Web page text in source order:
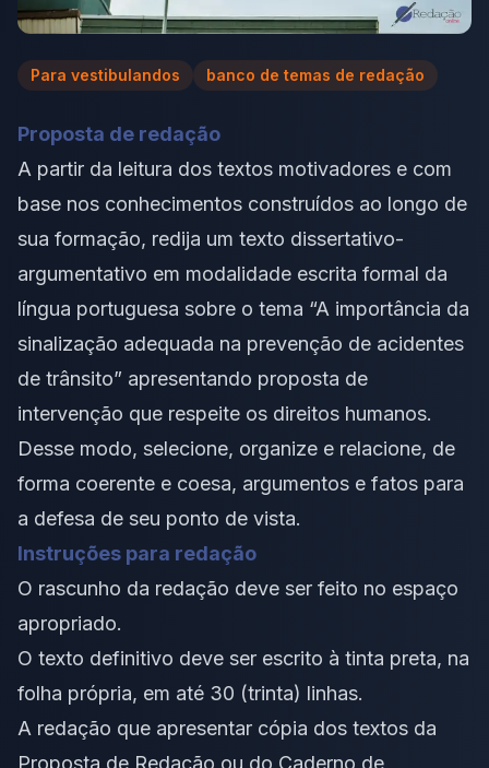
Para vestibulandos banco de temas de redação
Proposta de redação
A partir da leitura dos textos motivadores e com
base nos conhecimentos construídos ao longo de
sua formação, redija um texto dissertativo-
argumentativo em modalidade escrita formal da
língua portuguesa sobre o tema “A importância da
sinalização adequada na prevenção de acidentes
de trânsito” apresentando proposta de
intervenção que respeite os direitos humanos.
Desse modo, selecione, organize e relacione, de
forma coerente e coesa, argumentos e fatos para
a defesa de seu ponto de vista.
Instruções para redação
O rascunho da redação deve ser feito no espaço
apropriado.
O texto definitivo deve ser escrito à tinta preta, na
folha própria, em até 30 (trinta) linhas.
A redação que apresentar cópia dos textos da
Proposta de Redação ou do Caderno de